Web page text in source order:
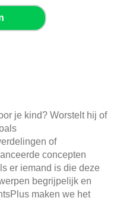
je kind? Worstelt hij of
of
concepten
er iemand is die deze
begrijpelijk en
maken we het